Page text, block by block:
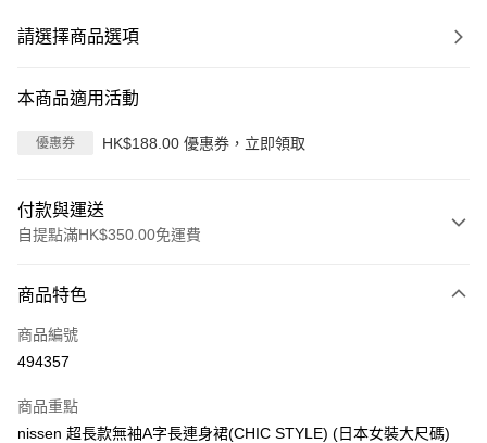
請選擇商品選項
本商品適用活動
優惠券 HK$188.00 優惠券，立即領取
付款與運送
自提點滿HK$350.00免運費
信用卡
Apple Pay
PayMe
商品特色
商品編號
494357
商品重點
nissen 超長款無袖A字長連身裙(CHIC STYLE) (日本女裝大尺碼)